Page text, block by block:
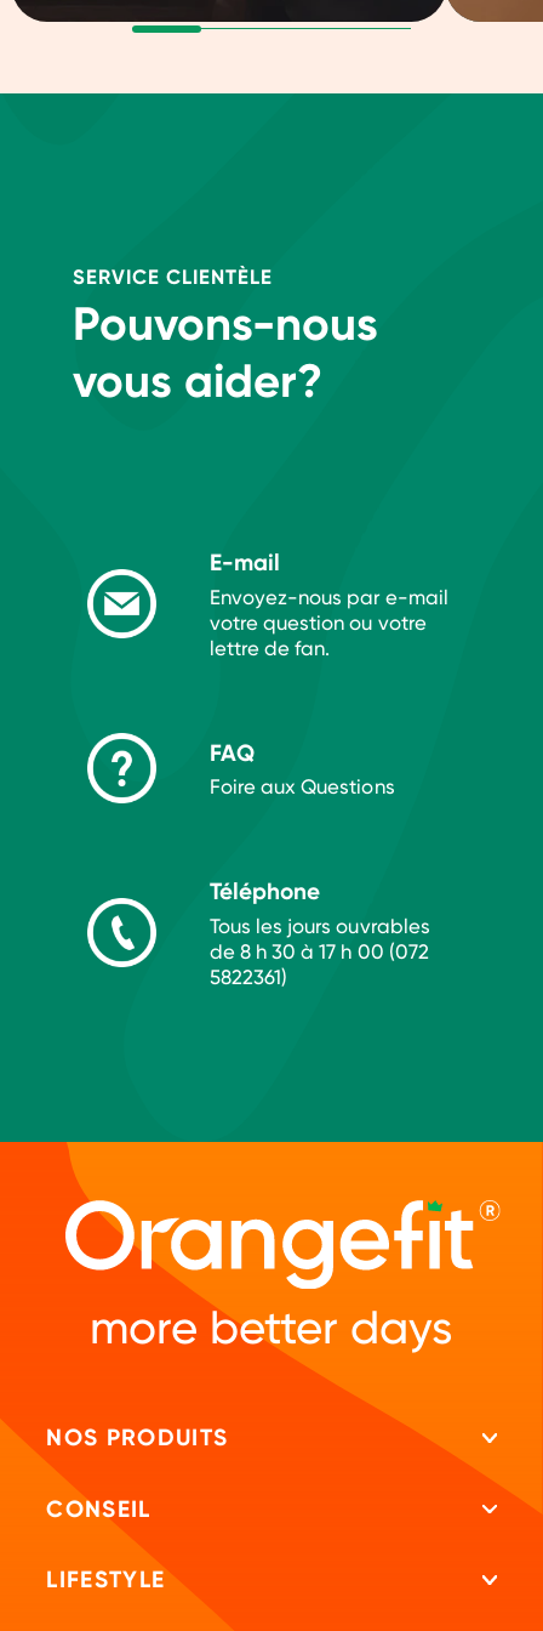
SERVICE CLIENTÈLE
Pouvons-nous
vous aider?
E-mail
Envoyez-nous par e-mail
votre question ou votre
lettre de fan.
FAQ
Foire aux Questions
Téléphone
Tous les jours ouvrables
de 8 h 30 à 17 h 00 (072
5822361)
more better days
NOS PRODUITS
Tous les produits
Shakes protéinés
Shakes minceur
CONSEIL
Test de vitamines
LIFESTYLE